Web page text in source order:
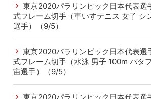
東京2020パラリンピック日本代表
式フレーム切手（車いすテニス 女子 シ
選手）（9/5）
東京2020パラリンピック日本代表
式フレーム切手（水泳 男子 100m バタ
宙選手）（9/5）